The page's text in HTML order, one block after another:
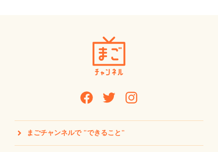
まごチャンネルで "できること"